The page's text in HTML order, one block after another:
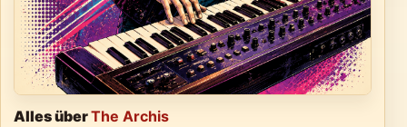
Alles überThe Archis